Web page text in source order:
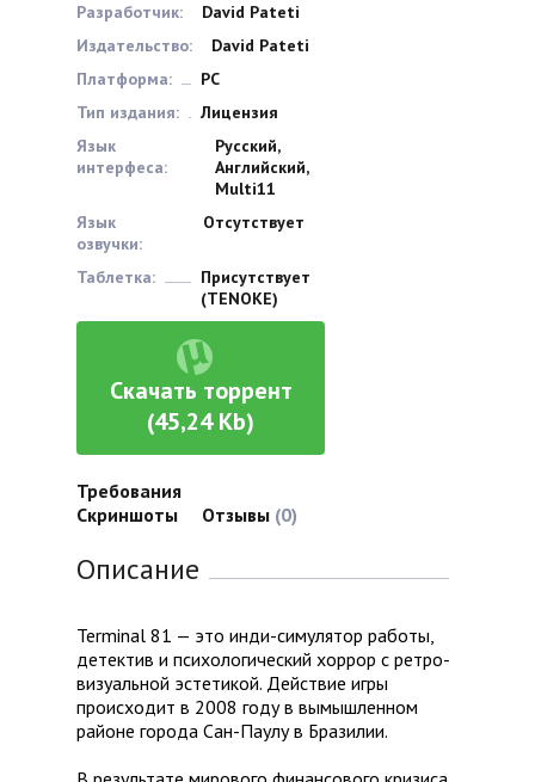
Разработчик:
David Pateti
Издательство:
David Pateti
Платформа:
PC
Тип издания:
Лицензия
Язык
интерфеса:
Русский,
Английский,
Multi11
Язык
озвучки:
Отсутствует
Таблетка:
Присутствует
(TENOKE)
Скачать торрент
(45,24 Kb)
Требования
Скриншоты
Отзывы (0)
Описание
Terminal 81 — это инди-симулятор работы,
детектив и психологический хоррор с ретро-
визуальной эстетикой. Действие игры
происходит в 2008 году в вымышленном
районе города Сан-Паулу в Бразилии.